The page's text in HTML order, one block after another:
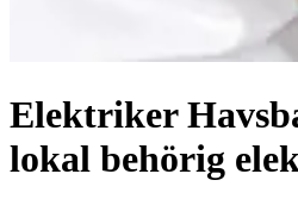
Elektriker
lokal behörig